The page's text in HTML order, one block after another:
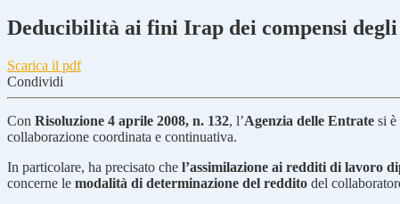
Deducibilità ai fini Irap dei compensi
Scarica il pdf
Condividi
Con Risoluzione 4 aprile 2008, n. 132, l’Agenzia delle Entrate si
collaborazione coordinata e continuativa.
In particolare, ha precisato che l’assimilazione ai redditi di lavoro
concerne le modalità di determinazione del reddito del